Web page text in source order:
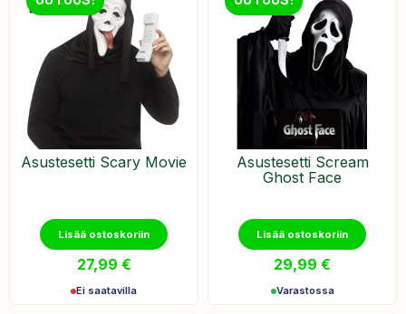
Asustesetti Scary Movie
Lisää ostoskoriin
27,99 €
Ei saatavilla
Asustesetti Scream
Ghost Face
Lisää ostoskoriin
29,99 €
Varastossa